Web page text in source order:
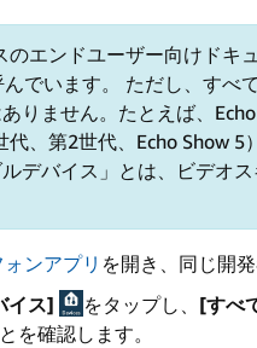
のエンドユーザー向けドキ
んでいます。 ただし、す
りません。たとえば、
、第2世代、Echo Show
デバイス」とは、ビデオ
ンアプリ を開き、同じ開
イス] をタップし、 [すべ
を確認します。